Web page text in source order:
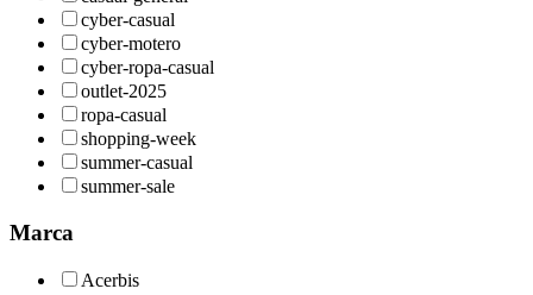
cyber-casual
cyber-motero
cyber-ropa-casual
outlet-2025
ropa-casual
shopping-week
summer-casual
summer-sale
Marca
Acerbis